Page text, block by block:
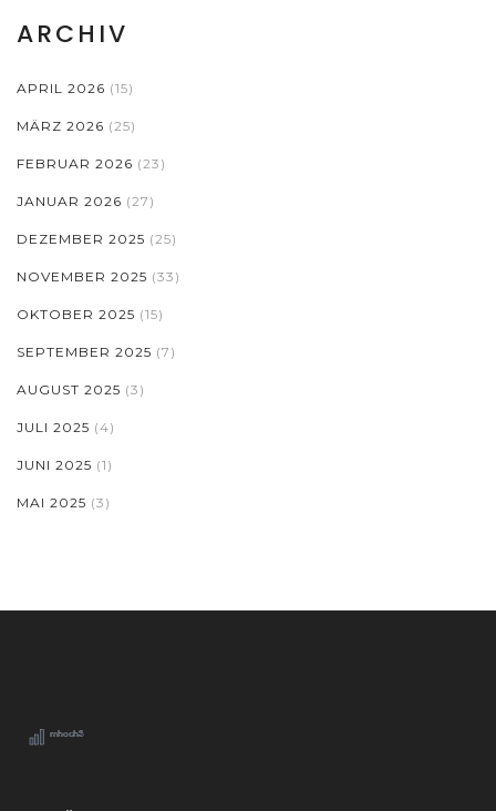
ARCHIV
APRIL 2026 (15)
MÄRZ 2026 (25)
FEBRUAR 2026 (23)
JANUAR 2026 (27)
DEZEMBER 2025 (25)
NOVEMBER 2025 (33)
OKTOBER 2025 (15)
SEPTEMBER 2025 (7)
AUGUST 2025 (3)
JULI 2025 (4)
JUNI 2025 (1)
MAI 2025 (3)